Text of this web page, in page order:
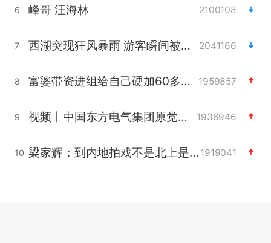
6 峰哥 汪海林 2100108
7 西湖突现狂风暴雨 游客瞬间被浇透 2041166
8 富婆带资进组给自己硬加60多场吻戏 1959857
9 视频丨中国东方电气集团原党组副书记、董事宋致远被查 1936946
10 梁家辉：到内地拍戏不是北上是回归 1919041